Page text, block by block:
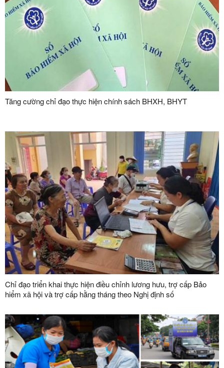
Tăng cường chỉ đạo thực hiện chính sách BHXH, BHYT
Chỉ đạo triển khai thực hiện điều chỉnh lương hưu, trợ cấp Bảo
hiểm xã hội và trợ cấp hằng tháng theo Nghị định số